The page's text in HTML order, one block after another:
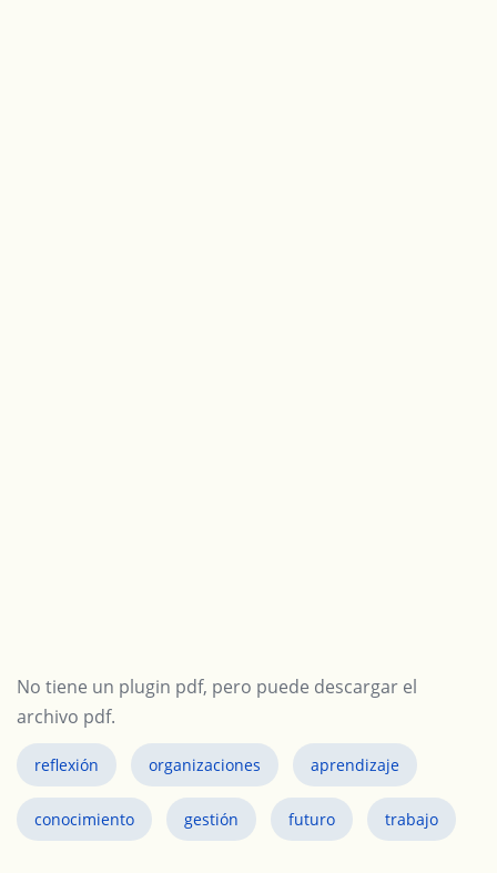
No tiene un plugin pdf, pero puede descargar el
archivo pdf.
reflexión organizaciones aprendizaje
conocimiento gestión futuro trabajo